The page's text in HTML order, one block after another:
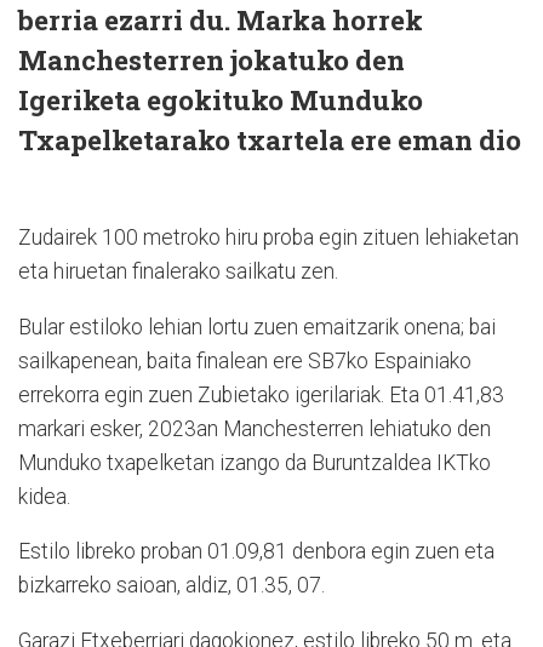
berria ezarri du. Marka horrek
Manchesterren jokatuko den
Igeriketa egokituko Munduko
Txapelketarako txartela ere eman dio
Zudairek 100 metroko hiru proba egin zituen lehiaketan
eta hiruetan finalerako sailkatu zen.
Bular estiloko lehian lortu zuen emaitzarik onena; bai
sailkapenean, baita finalean ere SB7ko Espainiako
errekorra egin zuen Zubietako igerilariak. Eta 01.41,83
markari esker, 2023an Manchesterren lehiatuko den
Munduko txapelketan izango da Buruntzaldea IKTko
kidea.
Estilo libreko proban 01.09,81 denbora egin zuen eta
bizkarreko saioan, aldiz, 01.35, 07.
Garazi Etxeberriari dagokionez, estilo libreko 50 m. eta